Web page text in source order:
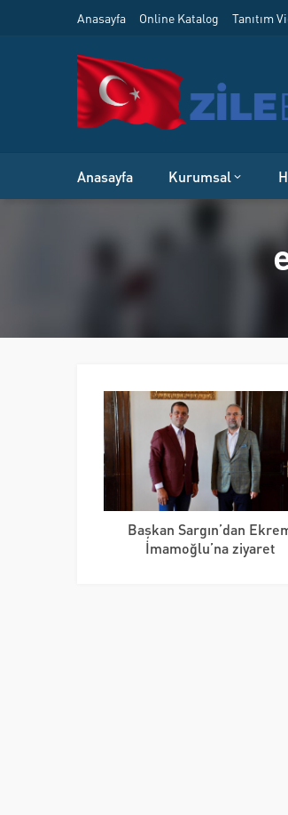
Anasayfa Online Katalog Tanıtım
Anasayfa Kurumsal
Başkan Sargın’dan
İmamoğlu’na ziyaret